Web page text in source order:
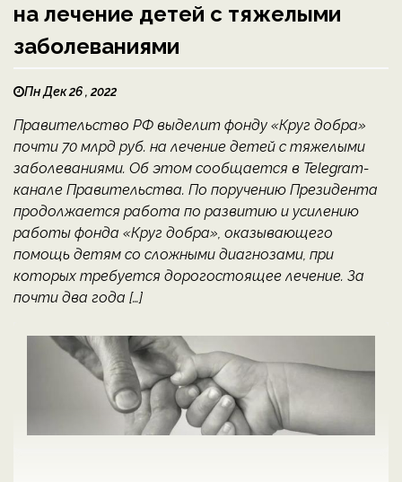
на лечение детей с тяжелыми
заболеваниями
Пн Дек 26 , 2022
Правительство РФ выделит фонду «Круг добра»
почти 70 млрд руб. на лечение детей с тяжелыми
заболеваниями. Об этом сообщается в Telegram-
канале Правительства. По поручению Президента
продолжается работа по развитию и усилению
работы фонда «Круг добра», оказывающего
помощь детям со сложными диагнозами, при
которых требуется дорогостоящее лечение. За
почти два года […]